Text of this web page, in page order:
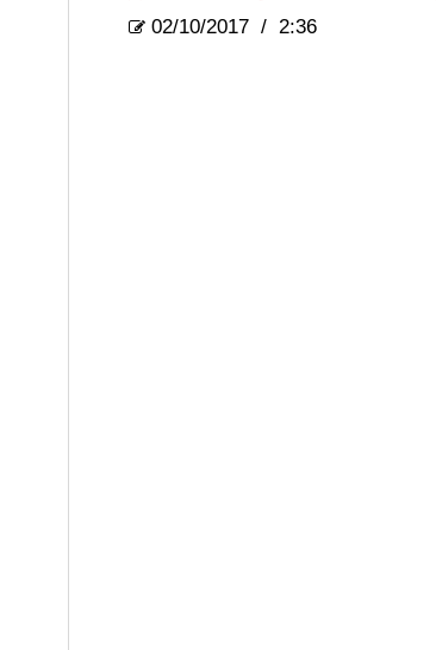
02/10/2017 / 2:36